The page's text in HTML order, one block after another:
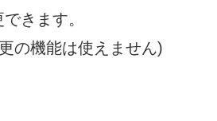
きます。
の機能は使えません)